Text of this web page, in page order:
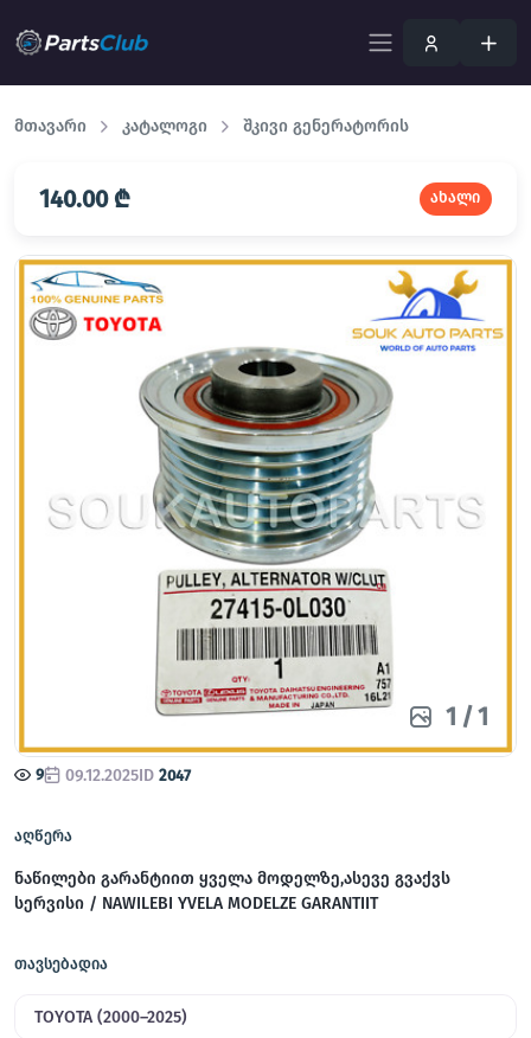
მთავარი კატალოგი შკივი გენერატორის
140.00 ₾ ახალი
1 /1
9 09.12.2025ID 2047
აღწერა
ნაწილები გარანტიით ყველა მოდელზე,ასევე გვაქვს
სერვისი / NAWILEBI YVELA MODELZE GARANTIIT
თავსებადია
TOYOTA (2000–2025)